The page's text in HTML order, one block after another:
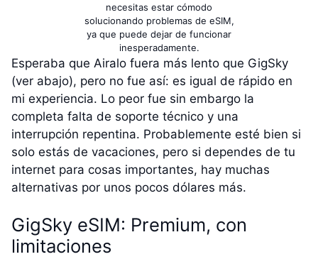
necesitas estar cómodo
solucionando problemas de eSIM,
ya que puede dejar de funcionar
inesperadamente.
Esperaba que Airalo fuera más lento que GigSky
(ver abajo), pero no fue así: es igual de rápido en
mi experiencia. Lo peor fue sin embargo la
completa falta de soporte técnico y una
interrupción repentina. Probablemente esté bien si
solo estás de vacaciones, pero si dependes de tu
internet para cosas importantes, hay muchas
alternativas por unos pocos dólares más.
GigSky eSIM: Premium, con
limitaciones